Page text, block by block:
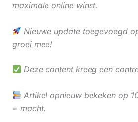
maximale online winst.
Nieuwe update toegevoegd
groei mee!
Deze content kreeg een
Artikel opnieuw bekeken op
= macht.